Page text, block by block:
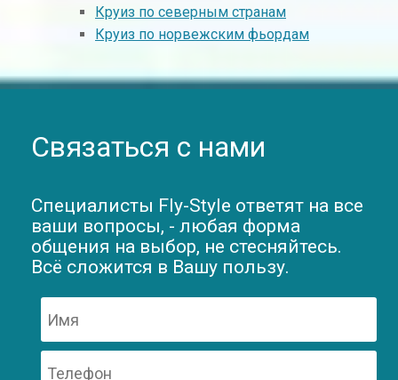
Круиз по северным странам
Круиз по норвежским фьордам
Связаться с нами
Специалисты Fly-Style ответят на все
ваши вопросы, - любая форма
общения на выбор, не стесняйтесь.
Всё сложится в Вашу пользу.